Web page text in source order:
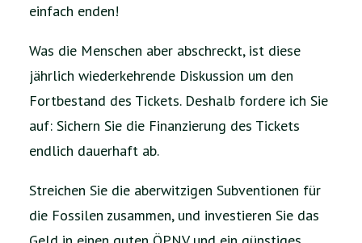
einfach enden!
Was die Menschen aber abschreckt, ist diese
jährlich wiederkehrende Diskussion um den
Fortbestand des Tickets. Deshalb fordere ich Sie
auf: Sichern Sie die Finanzierung des Tickets
endlich dauerhaft ab.
Streichen Sie die aberwitzigen Subventionen für
die Fossilen zusammen, und investieren Sie das